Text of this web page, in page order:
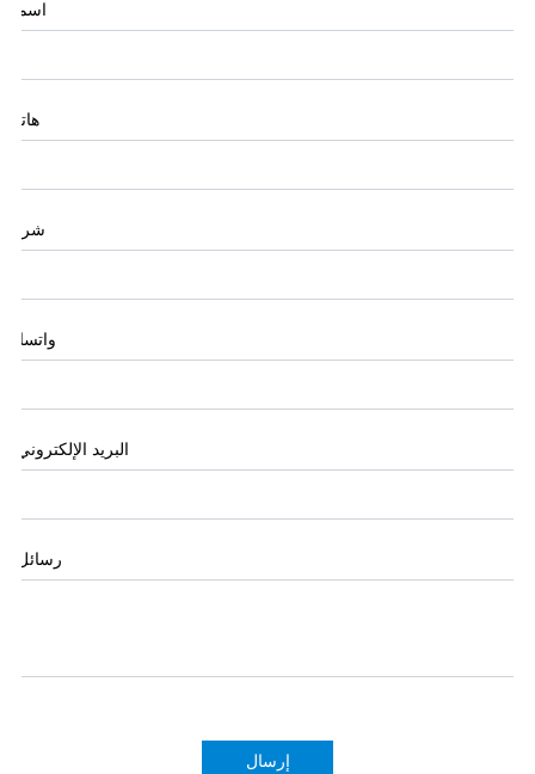
اسم
هاتف
شركة
واتساب
البريد الإلكتروني
رسائل
إرسال